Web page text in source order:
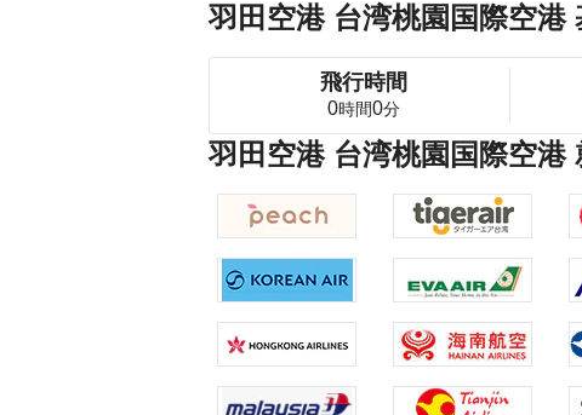
羽田空港 台湾桃園国際空港
飛行時間
0時間0分
羽田空港 台湾桃園国際空港